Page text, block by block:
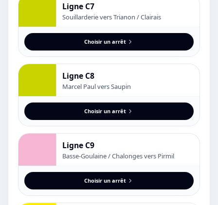
Ligne C7
Souillarderie vers Trianon / Clairais
Choisir un arrêt
Ligne C8
Marcel Paul vers Saupin
Choisir un arrêt
Ligne C9
Basse-Goulaine / Chalonges vers Pirmil
Choisir un arrêt